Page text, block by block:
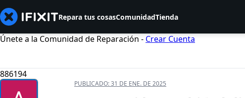
Repara tus cosasComunidadTienda
Únete a la Comunidad de Reparación - Crear Cuenta
886194
PUBLICADO:31 DE ENE. DE 2025